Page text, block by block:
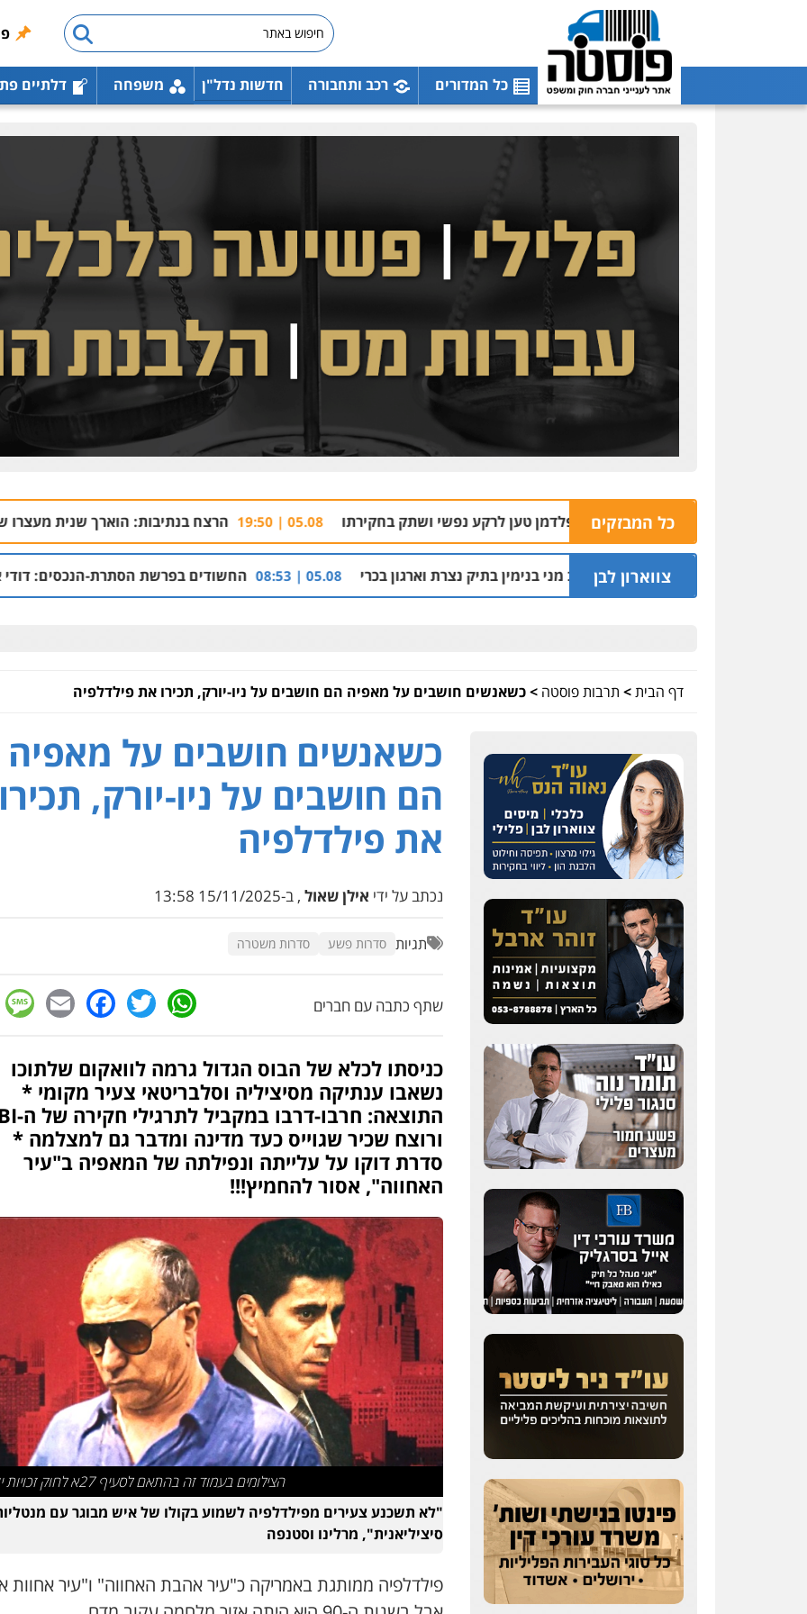
כל המדורים רכב ותחבורה חדשות נדל"ן משפחה דלתיים
כל המבזקים
ברצח עו"ד ארבל פלדמן טען לרקע נפשי ושתק בחקירתו 05.08 | 19:50 הרצח בנתיבות: הוארך שנית מעצרו של בעל-העסק
צווארון לבן
והאפליה מול ניצב מני בנימין בתיק נצרת וארגון בכרי 05.08 | 08:53 החשודים בפרשת הסתרת-הנכסים: דודי אפל, מיכאל
דף הבית> תרבות פוסטה >כשאנשים חושבים על מאפיה הם חושבים על ניו-יורק, תכירו את פילדלפיה
כשאנשים חושבים על מאפיה
הם חושבים על ניו-יורק, תכירו
את פילדלפיה
נכתב על ידי אילן שאול , ב-15/11/2025 13:58
תגיות סדרות פשע סדרות משטרה
שתף כתבה עם חברים WhatsApp
Twitter
כניסתו לכלא של הבוס הגדול גרמה לוואקום שלתוכו
נשאבו ענתיקה מסיציליה וסלבריטאי צעיר מקומי *
ורוצח שכיר שגוייס כעד מדינה ומדבר גם למצלמה *
סדרת דוקו על עלייתה ונפילתה של המאפיה ב"עיר
האחווה", אסור להחמיץ!!!
הצילומים בעמוד זה בהתאם לסעיף 27א לחוק זכויות יוצרים
"לא תשכנע צעירים מפילדלפיה לשמוע בקולו של איש מבוגר עם
סיציליאנית", מרלינו וסטנפה
פילדלפיה ממותגת באמריקה כ"עיר אהבת האחווה" ו"עיר אחוות